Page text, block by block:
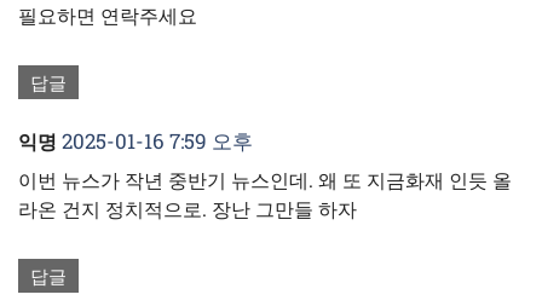
필요하면 연락주세요
답글
익명 2025-01-16 7:59 오후
이번 뉴스가 작년 중반기 뉴스인데. 왜 또 지금화재 인듯 올
라온 건지 정치적으로. 장난 그만들 하자
답글